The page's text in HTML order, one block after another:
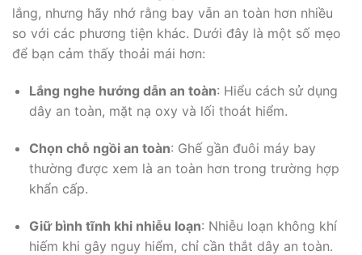
lắng, nhưng hãy nhớ rằng bay vẫn an toàn hơn nhiều
so với các phương tiện khác. Dưới đây là một số mẹo
để bạn cảm thấy thoải mái hơn:
Lắng nghe hướng dẫn an toàn: Hiểu cách sử dụng
dây an toàn, mặt nạ oxy và lối thoát hiểm.
Chọn chỗ ngồi an toàn: Ghế gần đuôi máy bay
thường được xem là an toàn hơn trong trường hợp
khẩn cấp.
Giữ bình tĩnh khi nhiễu loạn: Nhiễu loạn không khí
hiếm khi gây nguy hiểm, chỉ cần thắt dây an toàn.